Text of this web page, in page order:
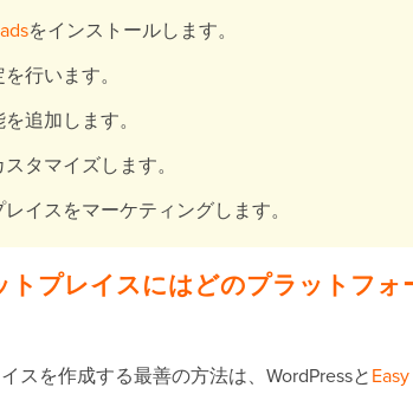
をインストールします。
行います。
追加します。
タマイズします。
イスをマーケティングします。
トプレイスにはどのプラットフォ
スを作成する最善の方法は、WordPressと